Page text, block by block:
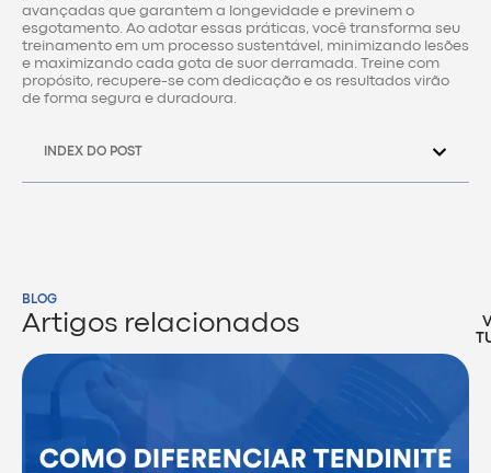
avançadas que garantem a longevidade e previnem o
esgotamento. Ao adotar essas práticas, você transforma seu
treinamento em um processo sustentável, minimizando lesões
e maximizando cada gota de suor derramada. Treine com
propósito, recupere-se com dedicação e os resultados virão
de forma segura e duradoura.
INDEX DO POST
BLOG
Artigos relacionados